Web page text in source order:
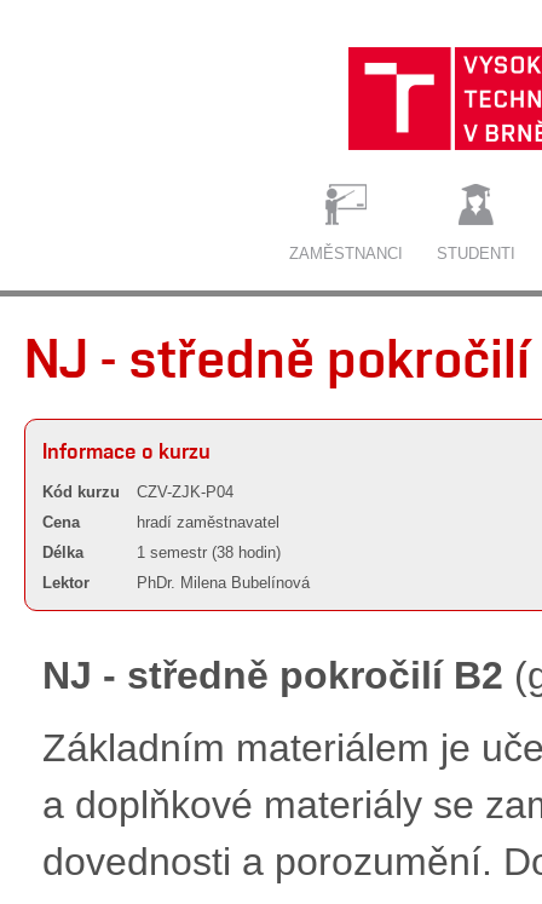
ZAMĚSTNANCI STUDENTI
NJ - středně
Informace o kurzu
Kód kurzu
CZV-ZJK-P04
Cena
hradí zaměstnavatel
Délka
1 semestr (38 hodin)
Lektor
PhDr. Milena Bubelínová
NJ - středně pokročilí B2
Základním materiálem je
a doplňkové materiály se
dovednosti a porozumění.